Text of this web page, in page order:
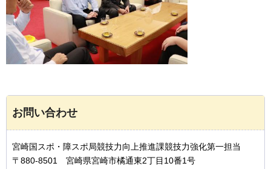
お問い合わせ
宮崎国スポ・障スポ局競技力向上推進課競技力強化第一担当
〒880-8501 宮崎県宮崎市橘通東2丁目10番1号